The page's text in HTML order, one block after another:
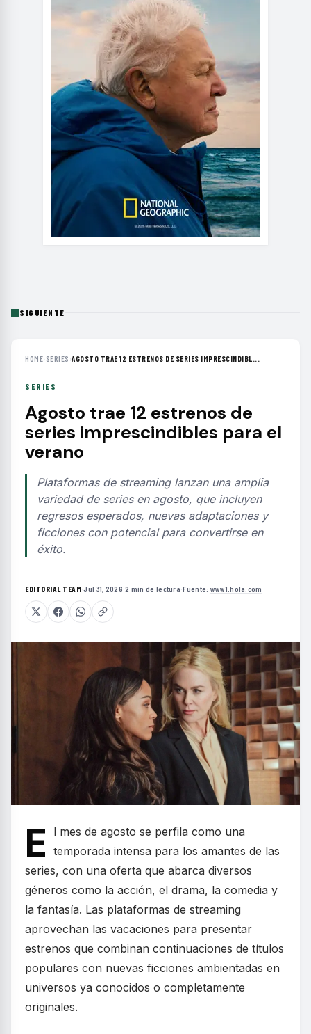
SIGUIENTE
HOME› SERIES ›AGOSTO TRAE 12 ESTRENOS DE SERIES IMPRESCINDIBL...
SERIES
Agosto trae 12 estrenos de
series imprescindibles para el
verano
Plataformas de streaming lanzan una amplia
variedad de series en agosto, que incluyen
regresos esperados, nuevas adaptaciones y
ficciones con potencial para convertirse en
éxito.
EDITORIAL TEAM·Jul 31, 2026·2 min de lectura·Fuente: www1.hola.com
E
l mes de agosto se perfila como una
temporada intensa para los amantes de las
series, con una oferta que abarca diversos
géneros como la acción, el drama, la comedia y
la fantasía. Las plataformas de streaming
aprovechan las vacaciones para presentar
estrenos que combinan continuaciones de títulos
populares con nuevas ficciones ambientadas en
universos ya conocidos o completamente
originales.